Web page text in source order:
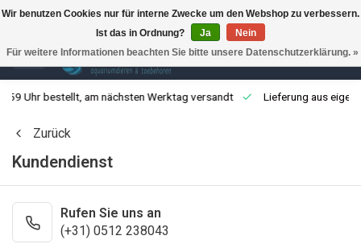
Uhr bestellt, am nächsten Werktag versandt Lieferung aus
Zurück
Kundendienst
Rufen Sie uns an
(+31) 0512 238043
Wir benutzen Cookies nur für interne Zwecke um den Webshop zu verbessern.
Ist das in Ordnung?
Ja
Nein
Für weitere Informationen beachten Sie bitte unsere Datenschutzerklärung. »